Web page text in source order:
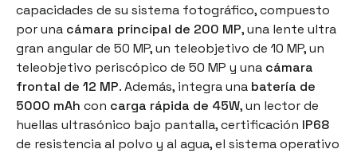
capacidades de su sistema fotográfico, compuesto
por una cámara principal de 200 MP, una lente ultra
gran angular de 50 MP, un teleobjetivo de 10 MP, un
teleobjetivo periscópico de 50 MP y una cámara
frontal de 12 MP. Además, integra una batería de
5000 mAh con carga rápida de 45W, un lector de
huellas ultrasónico bajo pantalla, certificación IP68
de resistencia al polvo y al agua, el sistema operativo